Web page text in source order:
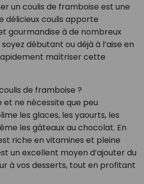
un coulis de framboise est une
délicieux coulis apporte
gourmandise à de nombreux
débutant ou déjà à l’aise en
maîtriser cette
de framboise ?
et ne nécessite que peu
les glaces, les yaourts, les
les gâteaux au chocolat. En
riche en vitamines et pleine
un excellent moyen d’ajouter du
à vos desserts, tout en profitant